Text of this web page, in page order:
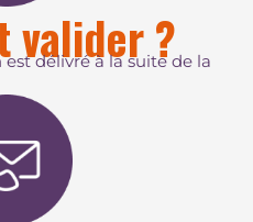
valider ?
délivré à la suite de la